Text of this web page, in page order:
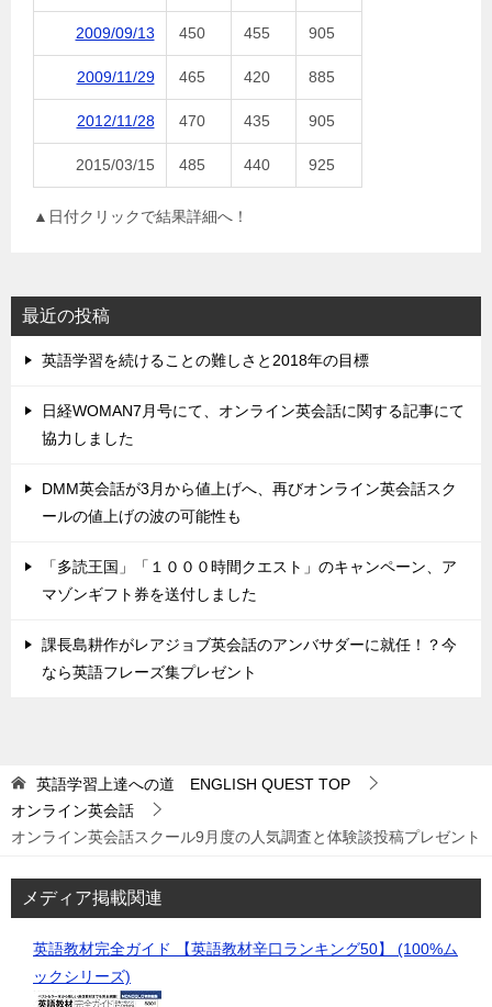
2009/09/13 450 455 905
2009/11/29 465 420 885
2012/11/28 470 435 905
2015/03/15 485 440 925
▲日付クリックで結果詳細へ！
最近の投稿
英語学習を続けることの難しさと2018年の目標
日経WOMAN7月号にて、オンライン英会話に関する記事にて
協力しました
DMM英会話が3月から値上げへ、再びオンライン英会話スク
ールの値上げの波の可能性も
「多読王国」「１０００時間クエスト」のキャンペーン、ア
マゾンギフト券を送付しました
課長島耕作がレアジョブ英会話のアンバサダーに就任！？今
なら英語フレーズ集プレゼント
英語学習上達への道 ENGLISH QUEST TOP
オンライン英会話
オンライン英会話スクール9月度の人気調査と体験談投稿プレゼント
メディア掲載関連
英語教材完全ガイド 【英語教材辛口ランキング50】 (100%ム
ックシリーズ)